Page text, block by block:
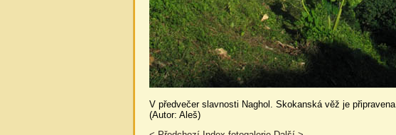
V předvečer slavnosti Naghol. Skokanská věž je připravena.
(Autor: Aleš)